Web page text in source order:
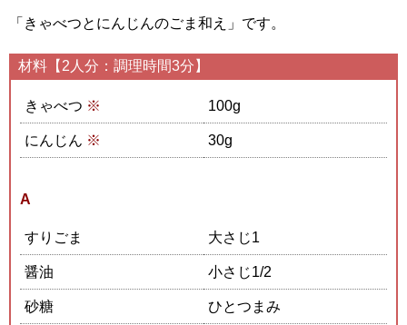
「きゃべつとにんじんのごま和え」です。
材料【2人分：調理時間3分】
きゃべつ ※ 100g
にんじん ※ 30g
A
すりごま 大さじ1
醤油 小さじ1/2
砂糖 ひとつまみ